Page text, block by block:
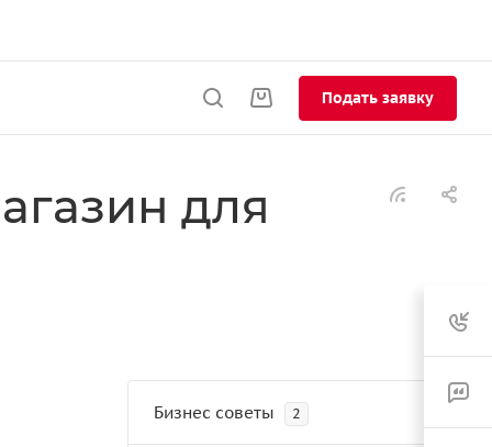
Подать заявку
для
Бизнес советы 2